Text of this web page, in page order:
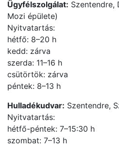
Ügyfélszolgálat: Szentendre,
Mozi épülete)
Nyitvatartás:
hétfő: 8–20 h
kedd: zárva
szerda: 11–16 h
csütörtök: zárva
péntek: 8–13 h
Hulladékudvar: Szentendre,
Nyitvatartás:
hétfő-péntek: 7–15:30 h
szombat: 7–13 h